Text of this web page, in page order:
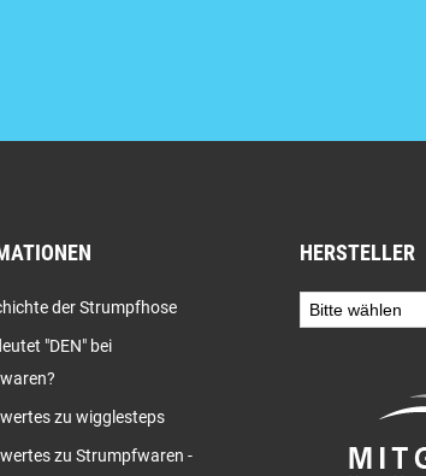
der Strumpfhose
"DEN" bei
zu wigglesteps
zu Strumpfwaren -
HERSTELLER